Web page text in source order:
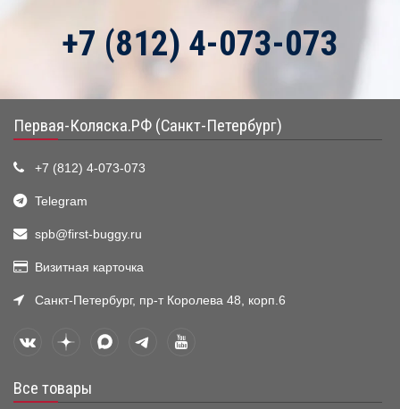
+7 (812) 4-073-073
Первая-Коляска.РФ (Санкт-Петербург)
+7 (812) 4-073-073
Telegram
spb@first-buggy.ru
Визитная карточка
Санкт-Петербург, пр-т Королева 48, корп.6
Все товары